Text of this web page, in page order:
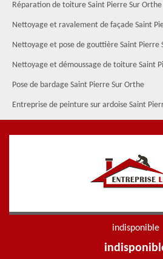
Réparation de toiture Saint Pierre Sur Orthe
Nettoyage et ravalement de façade Saint
Nettoyage et pose de gouttière Saint Pierre
Nettoyage et démoussage de toiture Saint
Pose de bardage Saint Pierre Sur Orthe
Entreprise de peinture sur ardoise Saint
indisponible